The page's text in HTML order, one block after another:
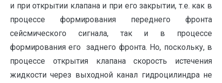
и при открытии клапана и при его закрытии, т.е. как в
процессе формирования переднего фронта
сейсмического сигнала, так и в процессе
формирования его заднего фронта. Но, поскольку, в
процессе открытия клапана скорость истечения
жидкости через выходной канал гидроцилиндра не